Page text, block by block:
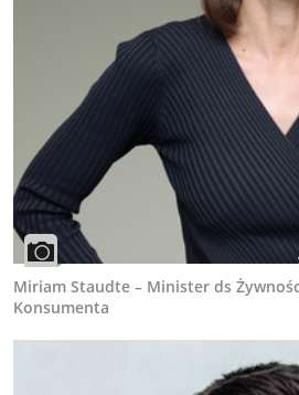
Miriam Staudte – Minister ds
Konsumenta